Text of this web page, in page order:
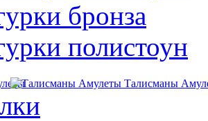
бронза
полистоун
Талисманы